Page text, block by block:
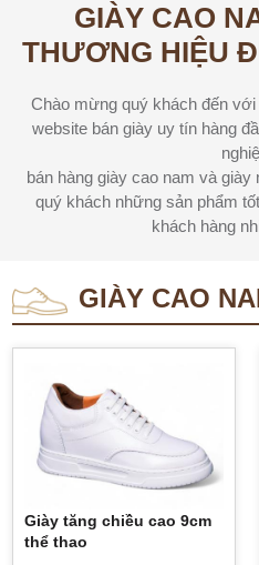
GIÀY CAO
THƯƠNG HIỆU
Chào mừng quý khách đến
website bán giày uy tín hàng
bán hàng giày cao nam và
quý khách những sản phẩm
khách hàng
GIÀY CAO
Giày tăng chiều cao 9cm
thể thao